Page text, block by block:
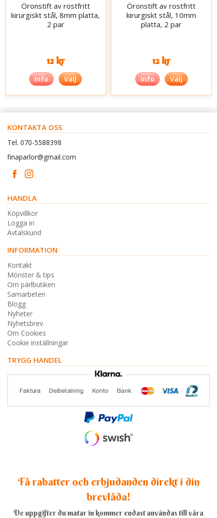
Öronstift av rostfritt
kirurgiskt stål, 8mm platta,
2 par
12 kr
Info Välj
Öronstift av rostfritt
kirurgiskt stål, 10mm
platta, 2 par
12 kr
Info Välj
KONTAKTA OSS
Tel. 070-5588398
finaparlor@gmail.com
HANDLA
Köpvillkor
Logga in
Avtalskund
INFORMATION
Kontakt
Mönster & tips
Om pärlbutiken
Samarbeten
Blogg
Nyheter
Nyhetsbrev
Om Cookies
Cookie inställningar
TRYGG HANDEL
Få rabatter och erbjudanden direkt i din
brevlåda!
De uppgifter du matar in kommer endast användas till våra